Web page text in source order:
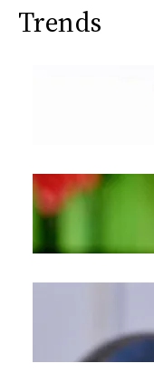
Trends